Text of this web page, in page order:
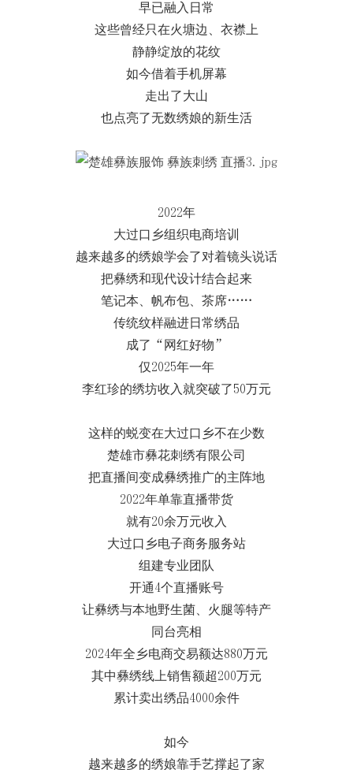
早已融入日常
这些曾经只在火塘边、衣襟上
静静绽放的花纹
如今借着手机屏幕
走出了大山
也点亮了无数绣娘的新生活
2022年
大过口乡组织电商培训
越来越多的绣娘学会了对着镜头说话
把彝绣和现代设计结合起来
笔记本、帆布包、茶席……
传统纹样融进日常绣品
成了“网红好物”
仅2025年一年
李红珍的绣坊收入就突破了50万元
这样的蜕变在大过口乡不在少数
楚雄市彝花刺绣有限公司
把直播间变成彝绣推广的主阵地
2022年单靠直播带货
就有20余万元收入
大过口乡电子商务服务站
组建专业团队
开通4个直播账号
让彝绣与本地野生菌、火腿等特产
同台亮相
2024年全乡电商交易额达880万元
其中彝绣线上销售额超200万元
累计卖出绣品4000余件
如今
越来越多的绣娘靠手艺撑起了家